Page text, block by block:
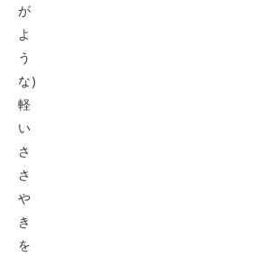
が
よ
う
な)
軽
い
さ
さ
や
き
を